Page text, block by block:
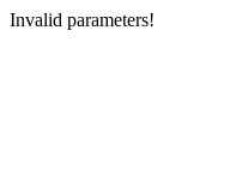
Invalid parameters!